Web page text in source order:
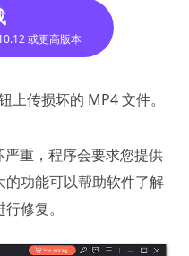
或更高版本
上传损坏的 MP4 文件。
重，程序会要求您提供
功能可以帮助软件了解
修复。